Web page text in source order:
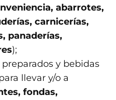
abarrotes,
carnicerías,
panaderías,
);
y bebidas
llevar y/o a
fondas,